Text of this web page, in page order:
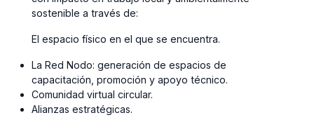
sostenible a través de:
El espacio físico en el que se encuentra.
La Red Nodo: generación de espacios de
capacitación, promoción y apoyo técnico.
Comunidad virtual circular.
Alianzas estratégicas.